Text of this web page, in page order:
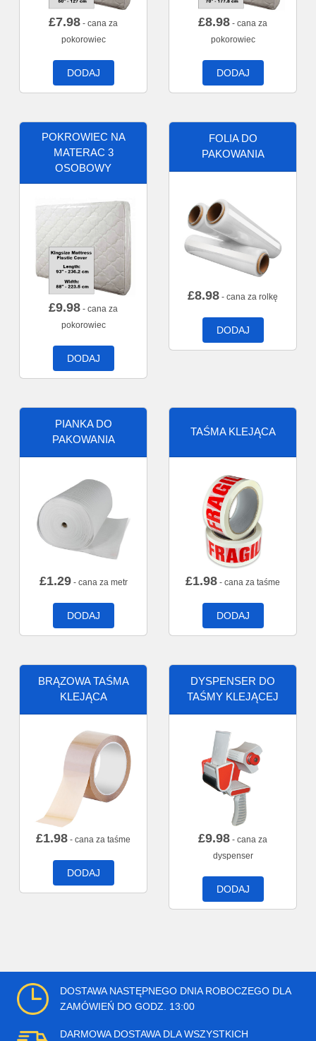
£7.98 - cana za
pokorowiec
DODAJ
£8.98 - cana za
pokorowiec
DODAJ
POKROWIEC NA
MATERAC 3
OSOBOWY
£9.98 - cana za
pokorowiec
DODAJ
FOLIA DO
PAKOWANIA
£8.98 - cana za rolkę
DODAJ
PIANKA DO
PAKOWANIA
£1.29- cana za metr
DODAJ
TAŚMA KLEJĄCA
£1.98 - cana za taśme
DODAJ
BRĄZOWA TAŚMA
KLEJĄCA
£1.98 - cana za taśme
DODAJ
DYSPENSER DO
TAŚMY KLEJĄCEJ
£9.98 - cana za
dyspenser
DODAJ
DOSTAWA NASTĘPNEGO DNIA ROBOCZEGO DLA
ZAMÓWIEŃ DO GODZ. 13:00
DARMOWA DOSTAWA DLA WSZYSTKICH